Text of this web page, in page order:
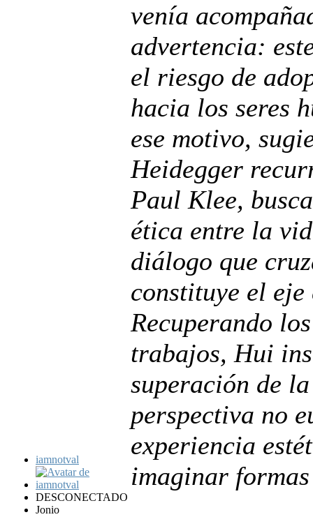
iamnotval
DESCONECTADO
Jonio
venía
advertencia:
el riesgo de
hacia los seres
ese motivo,
Heidegger
Paul Klee,
ética entre la
diálogo que
constituye el
Recuperando
trabajos, Hui
superación de
perspectiva no
experiencia
imaginar